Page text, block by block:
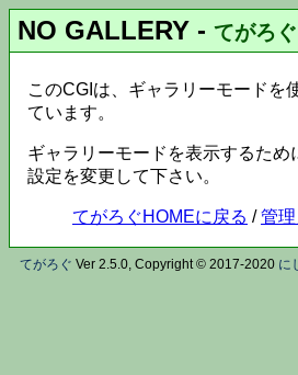
NO GALLERY -てがろぐ
このCGIは、ギャラリーモードを
ています。
ギャラリーモードを表示するため
設定を変更して下さい。
てがろぐHOMEに戻る /管
てがろぐ Ver 2.5.0, Copyright © 2017-2020 に